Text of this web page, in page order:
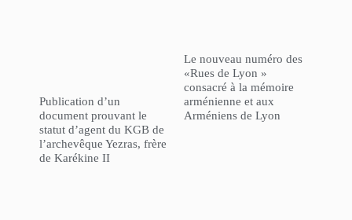
Publication d’un
document prouvant le
statut d’agent du KGB de
l’archevêque Yezras, frère
de Karékine II
Le nouveau numéro des
«Rues de Lyon »
consacré à la mémoire
arménienne et aux
Arméniens de Lyon